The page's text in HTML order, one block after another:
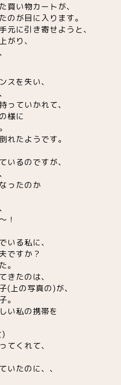
買い物カートが、
のが目に入ります。
元に引き寄せようと、
がり、
スを失い、
っていかれて、
様に
れたようです。
いるのですが、
ったのか
！
いる私に、
ですか？
。
きたのは、
(上の写真の)が、
。
い私の携帯を
てくれて、
いたのに、、